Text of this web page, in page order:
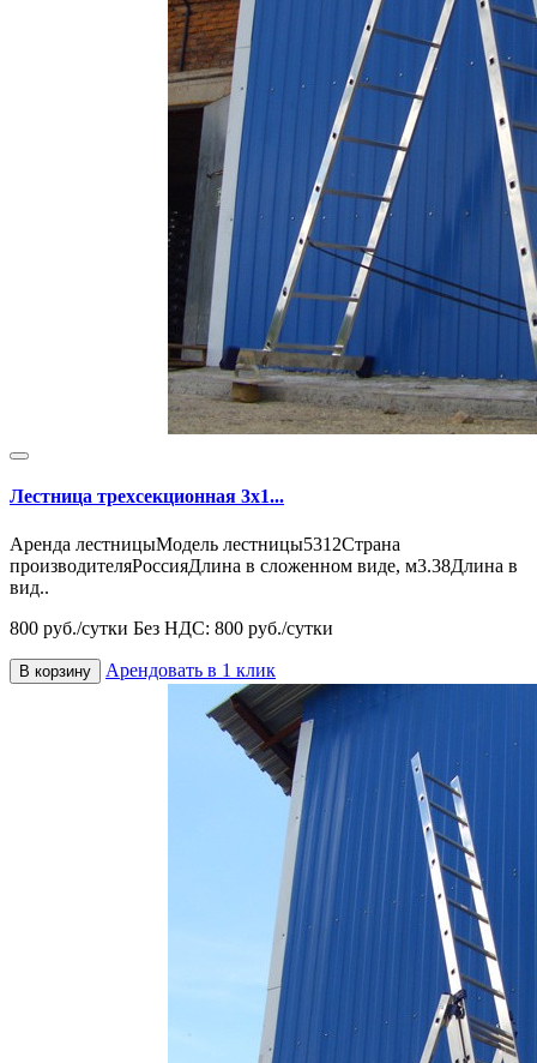
Лестница трехсекционная 3х1...
Аренда лестницыМодель лестницы5312Страна
производителяРоссияДлина в сложенном виде, м3.38Длина в
вид..
800 руб./сутки Без НДС: 800 руб./сутки
В корзину Арендовать в 1 клик